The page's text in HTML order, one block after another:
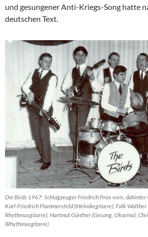
und gesungener Anti-Kriegs-Song hatte
deutschen Text.
Die Birds 1967: Schlagzeuger Friedrich Prox vorn, dahinter
Karl-Friedrich Flammersfeld (Melodiegitarre), Falk Walther
Rhythmusgitarre), Hartmut Günther (Gesang, Okarina),
(Rhythmusgitarre)